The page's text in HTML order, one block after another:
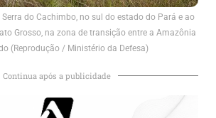
do Cachimbo, no sul do estado do Pará e ao
Grosso, na zona de transição entre a Amazônia
(Reprodução / Ministério da Defesa)
Continua após a publicidade